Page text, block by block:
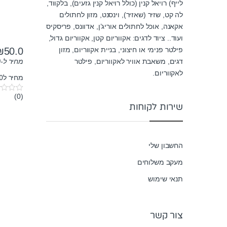
50.0
מחיר ל-100 גרם:
מחיר ל100 גרם: 6.67₪
0(0)
לייף) רויאל קנין (כולל רויאל קנין גזעים), בלקווד,
לה קט, שזיר (שאזיר), וינסנט, מזון לחתולים
אקאנה, אוכל לחתולים אוריג’ן, אדוונס, פריסקיס
ועוד.. ציוד לדגים: אקווריום קטן, אקווריום גדול,
פילטר פנימי או חיצוני, בניית אקווריום, מזון
דגים, משאבת אוויר לאקווריום, פילטר
לאקווריום.
שירות לקוחות
החשבון שלי
מעקב משלוחים
תנאי שימוש
צור קשר